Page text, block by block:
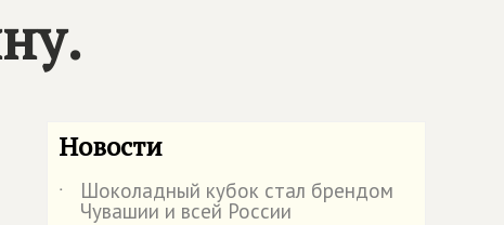
Новости
˙ Шоколадный кубок стал брендом
Чувашии и всей России